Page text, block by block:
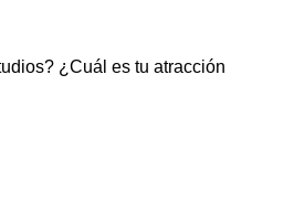
¿Cuál es tu atracción